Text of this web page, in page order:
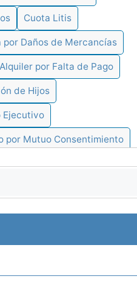
Cuota Litis
por Daños de Mercancías
por Falta de Pago
de Hijos
Ejecutivo
por Mutuo Consentimiento
Ejecución de un Testamento
Embargo Ejecutivo